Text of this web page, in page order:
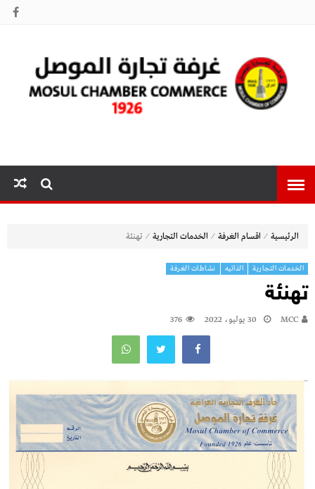
الموصل
الرئيسية ⁄ اقسام الغرفة ⁄ الخدمات التجارية ⁄ تهنئة
الخدمات التجارية الذاتيه نشاطات الغرفة
تهنئة
MCC 30 يوليو، 2022 376